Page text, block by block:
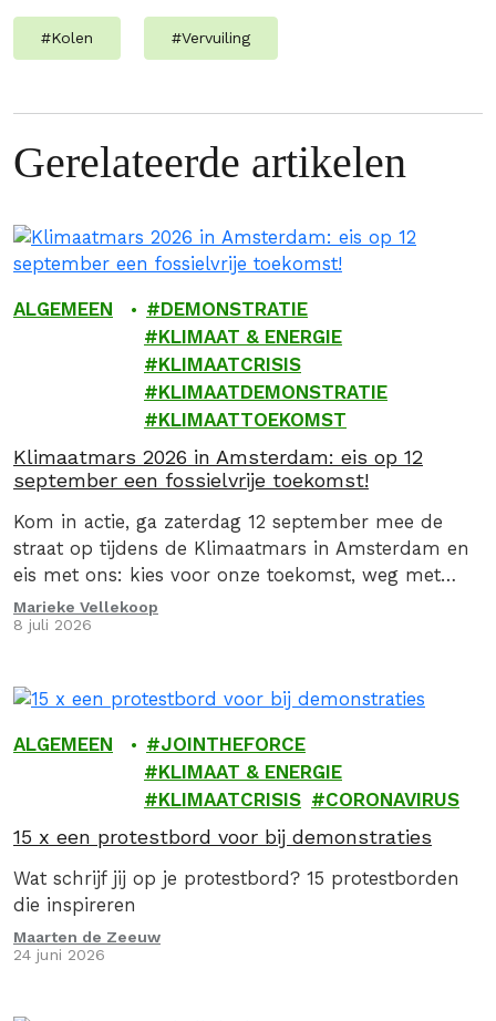
#Kolen #Vervuiling
Gerelateerde artikelen
ALGEMEEN
DEMONSTRATIE
KLIMAAT & ENERGIE
KLIMAATCRISIS
KLIMAATDEMONSTRATIE
KLIMAATTOEKOMST
Klimaatmars 2026 in Amsterdam: eis op 12
september een fossielvrije toekomst!
Kom in actie, ga zaterdag 12 september mee de
straat op tijdens de Klimaatmars in Amsterdam en
eis met ons: kies voor onze toekomst, weg met
fossiel!
Marieke Vellekoop
8 juli 2026
ALGEMEEN
JOINTHEFORCE
KLIMAAT & ENERGIE
KLIMAATCRISIS
CORONAVIRUS
15 x een protestbord voor bij demonstraties
Wat schrijf jij op je protestbord? 15 protestborden
die inspireren
Maarten de Zeeuw
24 juni 2026